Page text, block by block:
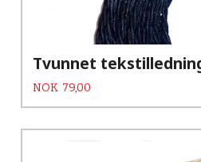
Tvunnet
Pris
NOK 79,00